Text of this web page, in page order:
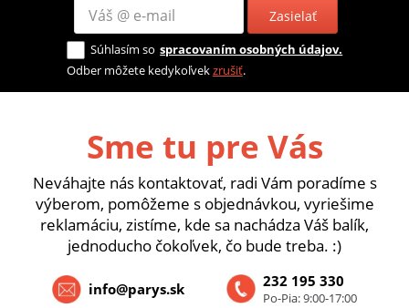
Zasielať
Súhlasím so spracovaním osobných údajov.
Odber môžete kedykoľvekzrušiť.
Sme tu pre Vás
Neváhajte nás kontaktovať, radi Vám poradíme s
výberom, pomôžeme s objednávkou, vyriešime
reklamáciu, zistíme, kde sa nachádza Váš balík,
jednoducho čokoľvek, čo bude treba. :)
232 195 330
Po-Pia: 9:00-17:00
info@parys.sk